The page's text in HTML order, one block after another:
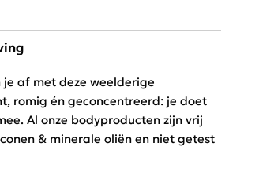
je af met deze weelderige
romig én geconcentreerd: je doet
Al onze bodyproducten zijn vrij
& minerale oliën en niet getest